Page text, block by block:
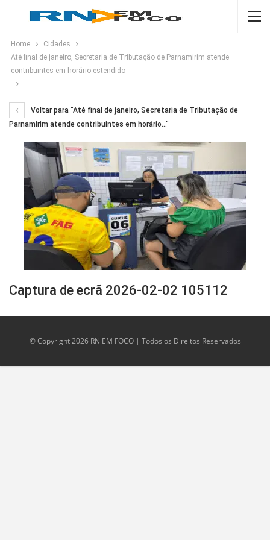
Home
Cidades
Até final de janeiro, Secretaria de Tributação de Parnamirim atende
contribuintes em horário estendido
Voltar para "Até final de janeiro, Secretaria de Tributação de
Parnamirim atende contribuintes em horário…"
Captura de ecrã 2026-02-02 105112
© Copyright 2026 RN EM FOCO | Todos os Direitos Reservados